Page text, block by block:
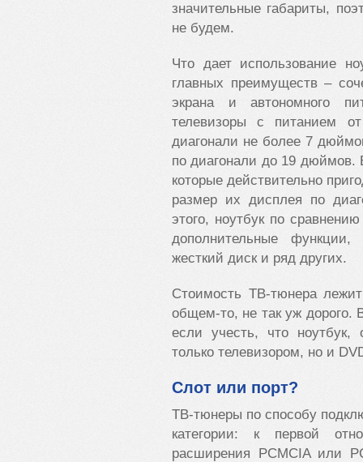
значительные габариты,
не будем.
Что дает использование
главных преимуществ –
экрана и автономного
телевизоры с питанием
диагонали не более 7
по диагонали до 19 дюймов.
которые действительно
размер их дисплея по
этого, ноутбук по
дополнительные функции,
жесткий диск и ряд других.
Стоимость ТВ-тюнера
общем-то, не так уж дорого.
если учесть, что ноутбук,
только телевизором, но и
Слот или порт?
ТВ-тюнеры по способу
категории: к первой
расширения PCMCIA или